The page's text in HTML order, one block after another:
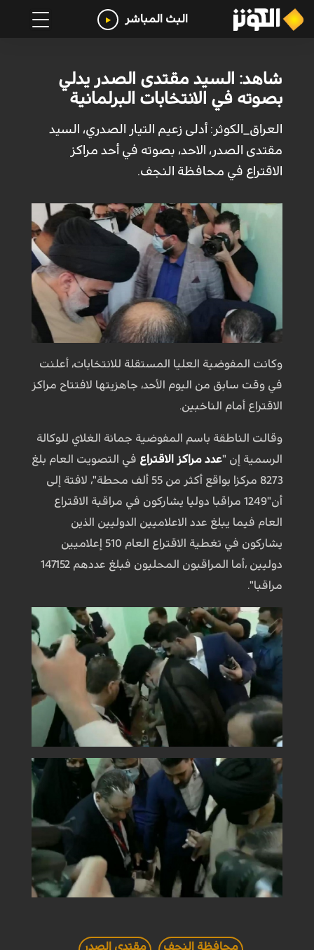
البث المباشر
شاهد: السيد مقتدى الصدر يدلي
بصوته في الانتخابات البرلمانية
العراق_الكوثر: أدلى زعيم التيار الصدري، السيد
مقتدى الصدر، الاحد، بصوته في أحد مراكز
الاقتراع في محافظة النجف.
وكانت المفوضية العليا المستقلة للانتخابات، أعلنت
في وقت سابق من اليوم الأحد، جاهزيتها لافتتاح مراكز
الاقتراع أمام الناخبين.
وقالت الناطقة باسم المفوضية جمانة الغلاي للوكالة
الرسمية إن "عدد مراكز الاقتراع في التصويت العام بلغ
8273 مركزا بواقع أكثر من 55 ألف محطة"، لافتة إلى
أن"1249 مراقبا دوليا يشاركون في مراقبة الاقتراع
العام فيما يبلغ عدد الاعلاميين الدوليين الذين
يشاركون في تغطية الاقتراع العام 510 إعلاميين
دوليين ،أما المراقبون المحليون فبلغ عددهم 147152
مراقبا".
محافظة النجف مقتدى الصدر